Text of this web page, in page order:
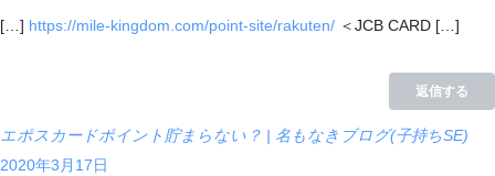
[…] https://mile-kingdom.com/point-site/rakuten/ ＜JCB CARD […]
返信する
エポスカードポイント貯まらない？ | 名もなきブログ(子持ちSE)
2020年3月17日